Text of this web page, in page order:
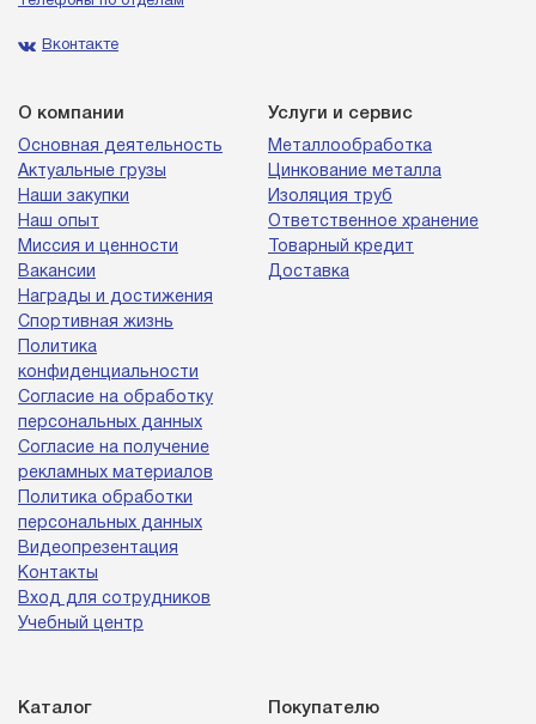
Вконтакте
О компании
Основная деятельность
Актуальные грузы
Наши закупки
Наш опыт
Миссия и ценности
Вакансии
Награды и достижения
Спортивная жизнь
Политика
конфиденциальности
Согласие на обработку
персональных данных
Согласие на получение
рекламных материалов
Политика обработки
персональных данных
Видеопрезентация
Контакты
Вход для сотрудников
Учебный центр
Услуги и сервис
Металлообработка
Цинкование металла
Изоляция труб
Ответственное хранение
Товарный кредит
Доставка
Каталог Покупателю